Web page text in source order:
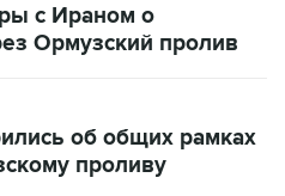
с Ираном о
Ормузский пролив
об общих рамках
проливу